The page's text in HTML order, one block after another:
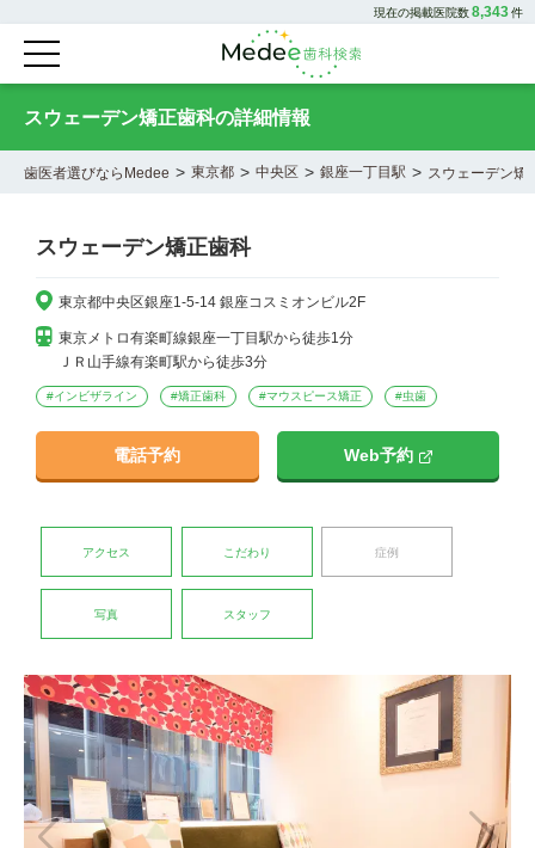
現在の掲載医院数8,343件
スウェーデン矯正歯科の詳細情報
歯医者選びならMedee > 東京都 > 中央区 > 銀座一丁目駅 > スウェーデン矯
スウェーデン矯正歯科
東京都中央区銀座1-5-14 銀座コスミオンビル2F
東京メトロ有楽町線銀座一丁目駅から徒歩1分
ＪＲ山手線有楽町駅から徒歩3分
#インビザライン #矯正歯科 #マウスピース矯正 #虫歯
電話予約 Web予約
アクセス こだわり 症例
写真 スタッフ